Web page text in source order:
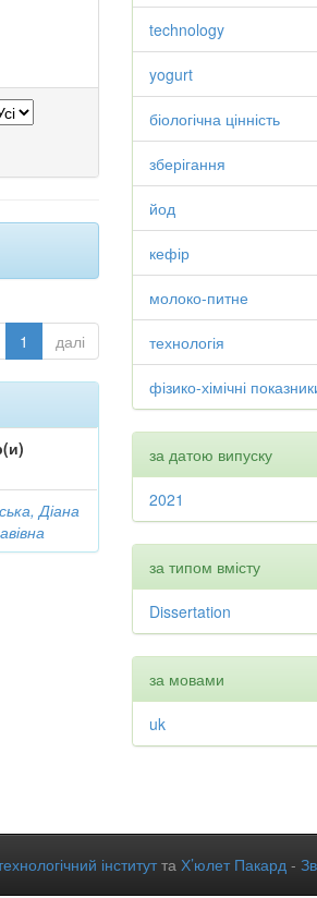
1 далі
Діана
technology
yogurt
біологічна цінність
зберігання
йод
кефір
молоко-питне
технологія
фізико-хімічні
за датою випуску
2021
за типом вмісту
Dissertation
за мовами
uk
інститутта Х’юлет Пакард -